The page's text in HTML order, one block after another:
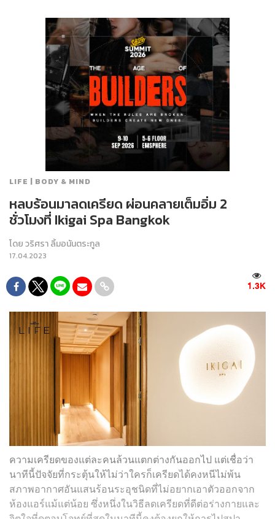
LIFE | BODY & MIND
หลบร้อนมาลดเครียด ผ่อนคลายเต็มอิ่ม 2
ชั่วโมงที่ Ikigai Spa Bangkok
โดยวริศรา ลิ้มอนันตระกูล
17.04.2023
1.3K
ความเครียดของแต่ละคนล้วนแตกต่างกันออกไป แต่เชื่อว่า
นาทีนี้ปัจจัยที่กระตุ้นให้ไม่ว่าใครก็เครียดได้คงหนีไม่พ้น
สภาพอากาศอันแสนร้อนระอุชนิดที่ไม่อยากเอาตัวออกจาก
ห้องแอร์แม้แต่น้อย ซึ่งหนึ่งในวิธีลดเครียดที่ดีต่อร่างกายและ